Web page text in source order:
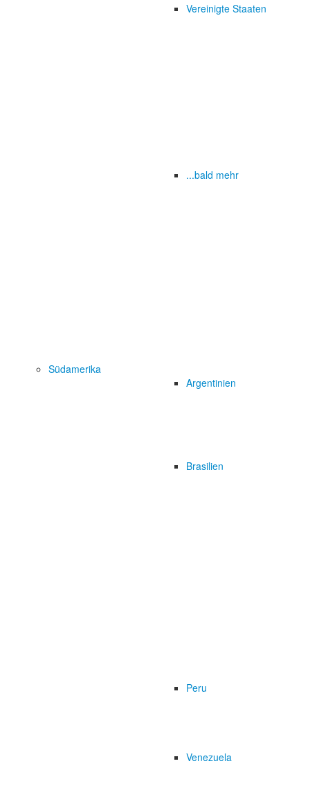
Vereinigte Staaten
...bald mehr
Südamerika
Argentinien
Brasilien
Peru
Venezuela